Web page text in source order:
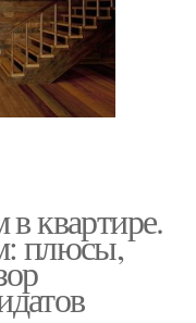
в квартире.
плюсы,